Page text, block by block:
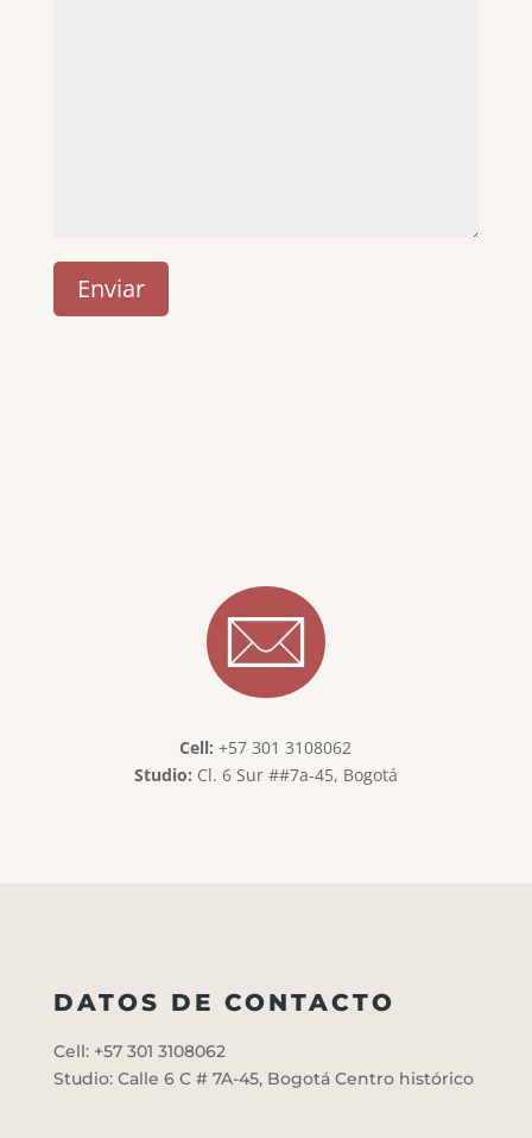
Enviar
Cell: +57 301 3108062
Studio: Cl. 6 Sur ##7a-45, Bogotá
DATOS DE CONTACTO
Cell: +57 301 3108062
Studio: Calle 6 C # 7A-45, Bogotá Centro histórico